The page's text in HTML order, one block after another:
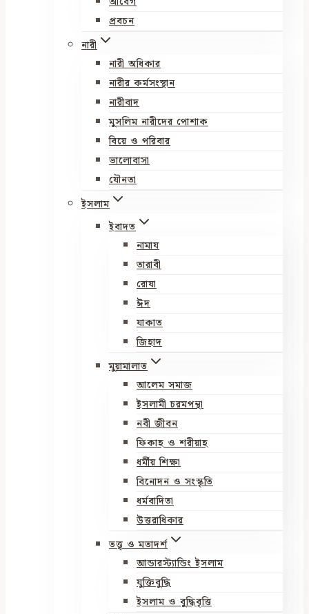
প্রবচন
নারী
নারী অধিকার
নারীর কর্মসংস্থান
নারীবাদ
মুসলিম নারীদের পোশাক
বিয়ে ও পরিবার
ভালোবাসা
যৌনতা
ইসলাম
ইবাদত
নামায
তারাবী
রোযা
ঈদ
যাকাত
জিহাদ
মুয়ামালাত
আলেম সমাজ
ইসলামী চরমপন্থা
নবী জীবন
ফিকাহ ও শরীয়াহ
ধর্মীয় শিক্ষা
বিনোদন ও সংস্কৃতি
ধর্মবাদিতা
উত্তরাধিকার
তত্ত্ব ও মতাদর্শ
আন্ডারস্ট্যান্ডিং ইসলাম
যুক্তিবুদ্ধি
ইসলাম ও বুদ্ধিবৃত্তি